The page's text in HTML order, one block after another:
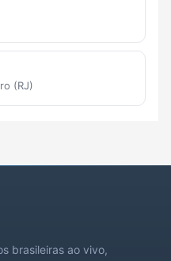
(RJ)
brasileiras ao vivo,